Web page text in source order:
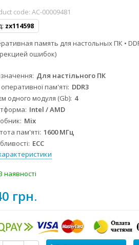
code:AC-00009481
zx114598
память для настольных ПК •
ошибок)
Для настільного ПК
пам'яті DDR3
одного модуля (Gb) 4
Intel / AMD
Mix
пам'яті 1600 МГц
ECC
наявності
грн.